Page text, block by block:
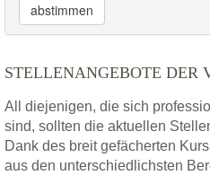
abstimmen
STELLENANGEBOTE DER
All diejenigen, die sich
sind, sollten die aktuellen
Dank des breit gefächerten
aus den unterschiedlichsten